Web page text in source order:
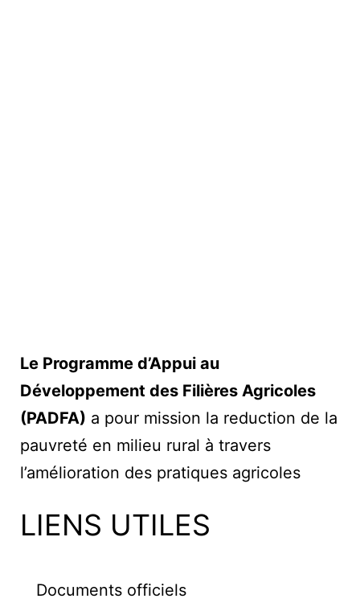
Le Programme d’Appui au
Développement des Filières Agricoles
(PADFA) a pour mission la reduction de la
pauvreté en milieu rural à travers
l’amélioration des pratiques agricoles
LIENS UTILES
Documents officiels